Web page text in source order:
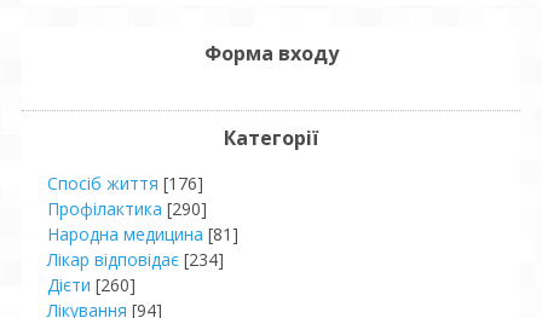
Форма входу
Категорії
Спосіб життя [176]
Профілактика [290]
Народна медицина [81]
Лікар відповідає [234]
Дієти [260]
Лікування [94]